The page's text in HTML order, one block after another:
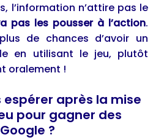
l’information n’attire pas le
pas les pousser à l’action.
de chances d’avoir un
en utilisant le jeu, plutôt
oralement !
après la mise
pour gagner des
?